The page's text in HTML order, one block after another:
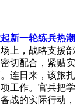
新一轮练兵热潮
上，战略支援部
切配合，紧贴实
连日来，该旅扎
工作。官兵把学
战的实际行动，